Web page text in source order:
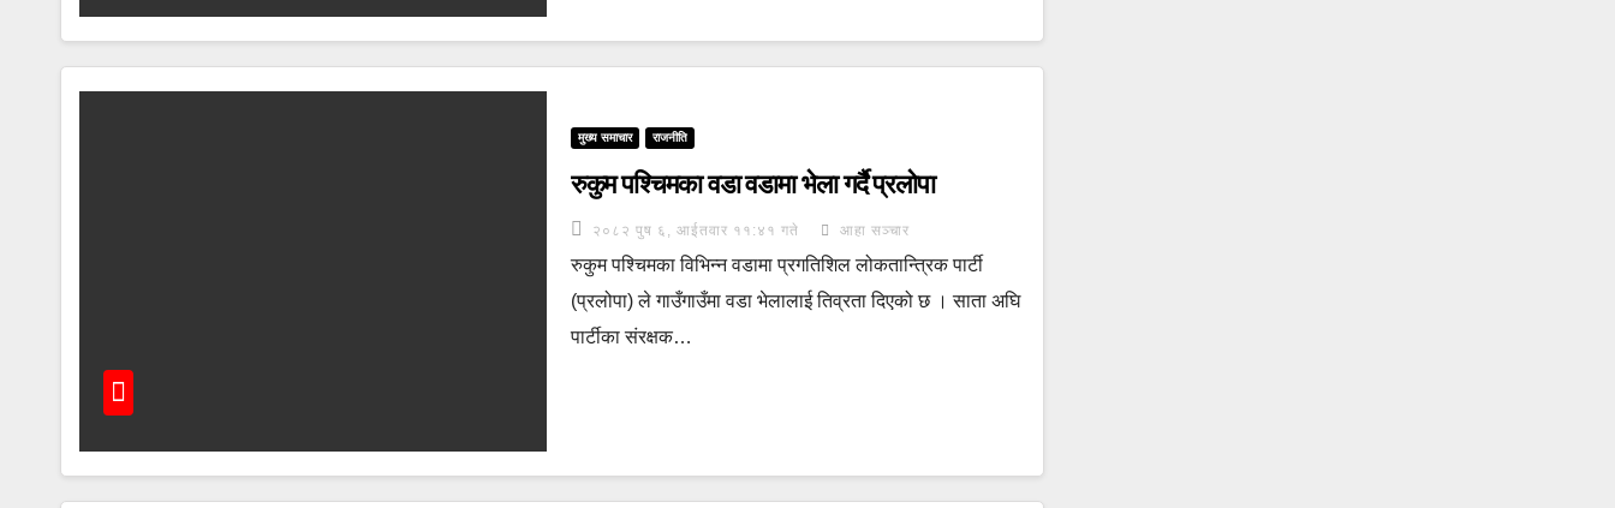
मुख्य समाचार राजनीति
रुकुम पश्चिमका वडा वडामा भेला गर्दै प्रलोपा
२०८२ पुष ६, आईतवार ११:४१ गते आहा सञ्चार
रुकुम पश्चिमका विभिन्न वडामा प्रगतिशिल लोकतान्त्रिक पार्टी
(प्रलोपा) ले गाउँगाउँमा वडा भेलालाई तिव्रता दिएको छ । साता अघि
पार्टीका संरक्षक…